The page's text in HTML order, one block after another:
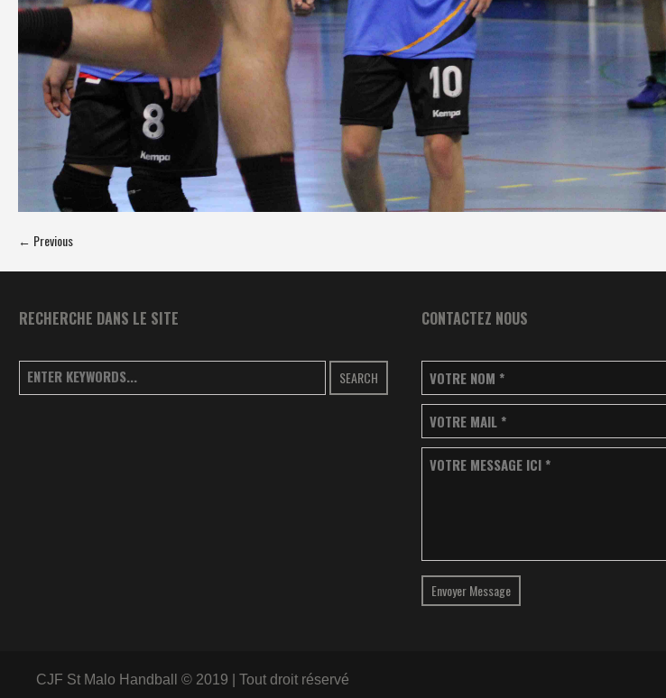
← Previous
RECHERCHE DANS LE SITE
SEARCH
CONTACTEZ NOUS
VOTRE NOM *
VOTRE MAIL *
VOTRE MESSAGE ICI *
Envoyer Message
CJF St Malo Handball © 2019 | Tout droit réservé